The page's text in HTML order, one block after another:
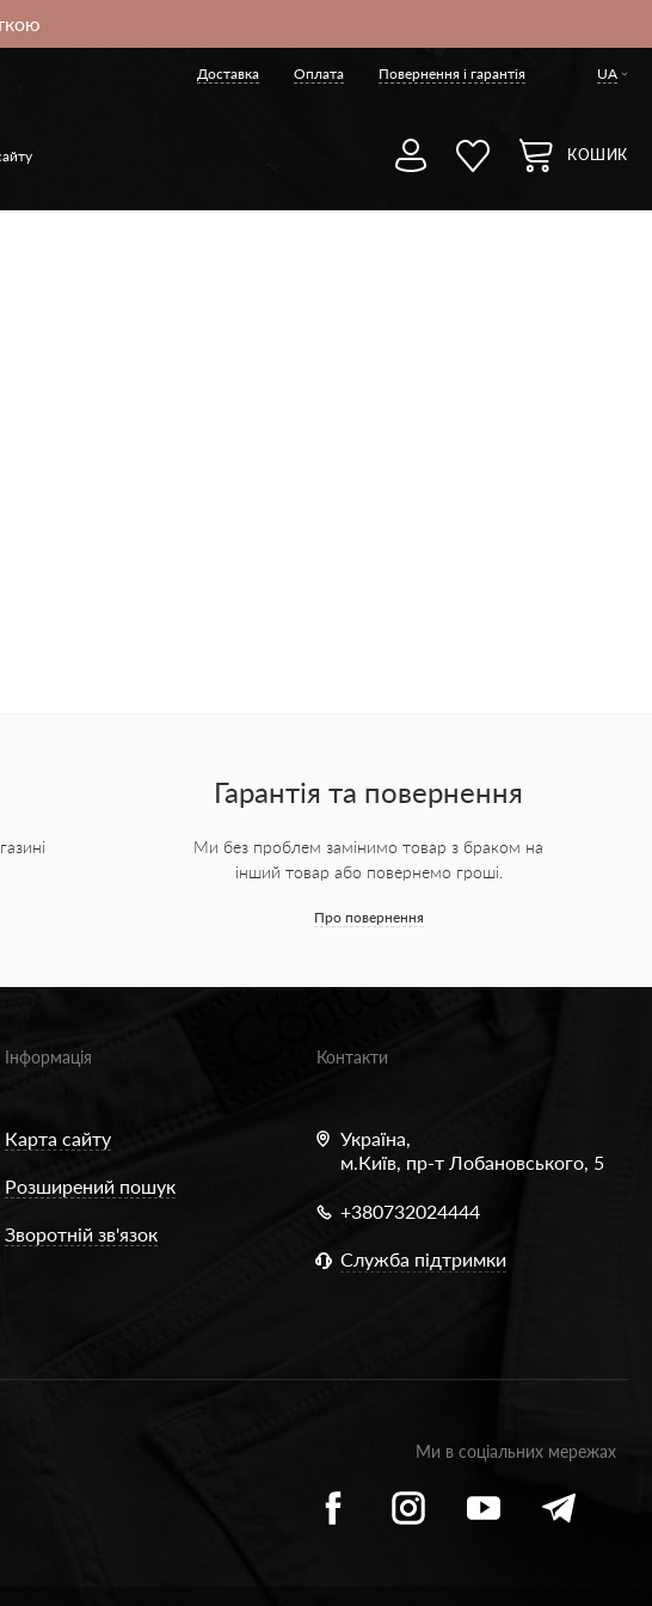
Доставка Оплата Повернення і гарантія UA
КОШИК
Гарантія та повернення
Ми без проблем замінимо товар з браком на
інший товар або повернемо гроші.
Про повернення
Інформація
Карта сайту
Розширений пошук
Зворотній зв'язок
Контакти
Україна,
м.Київ, пр-т Лобановського, 5
+380732024444
Служба підтримки
Ми в соціальних мережах